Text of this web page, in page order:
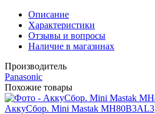
Описание
Характеристики
Отзывы и вопросы
Наличие в магазинах
Производитель
Panasonic
Похожие товары
АккуСбор. Mini Mastak MH80B3AL3